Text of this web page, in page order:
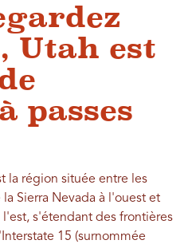
Utah est
passes
la région située entre les
Sierra Nevada à l'ouest et
l'est, s'étendant des frontières
15 (surnommée